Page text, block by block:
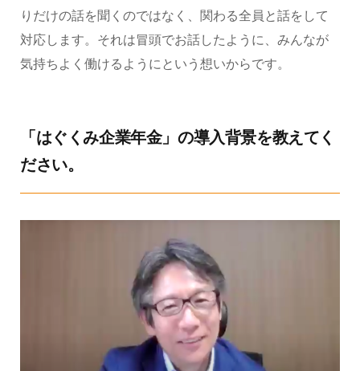
りだけの話を聞くのではなく、関わる全員と話をして
対応します。それは冒頭でお話したように、みんなが
気持ちよく働けるようにという想いからです。
「はぐくみ企業年金」の導入背景を教えてく
ださい。